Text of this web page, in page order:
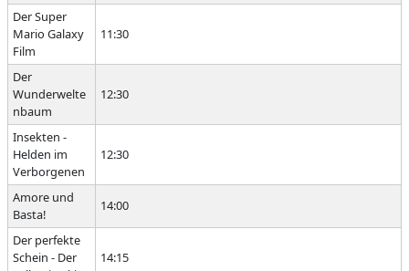
Der Super
Mario Galaxy
Film
11:30
Der
Wunderwelte
nbaum
12:30
Insekten -
Helden im
Verborgenen
12:30
Amore und
Basta!
14:00
Der perfekte
Schein - Der
14:15